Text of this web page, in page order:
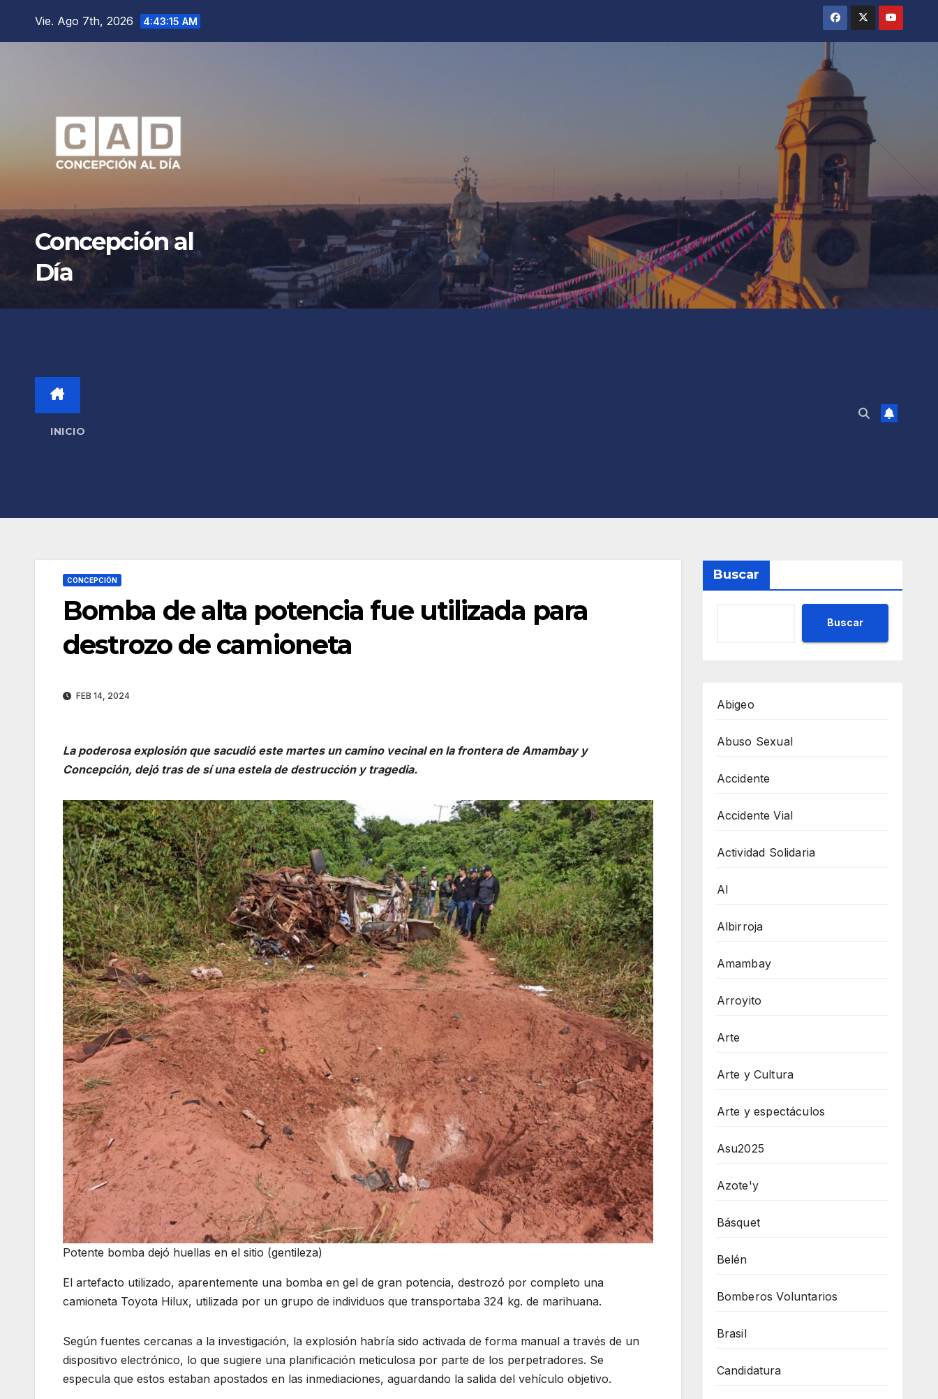
Vie. Ago 7th, 2026 4:43:17 AM
Concepción al
Día
INICIO
CONCEPCIÓN
Bomba de alta potencia fue utilizada para
destrozo de camioneta
FEB 14, 2024
La poderosa explosión que sacudió este martes un camino vecinal en la frontera de Amambay y
Concepción, dejó tras de sí una estela de destrucción y tragedia.
Potente bomba dejó huellas en el sitio (gentileza)
El artefacto utilizado, aparentemente una bomba en gel de gran potencia, destrozó por completo una
camioneta Toyota Hilux, utilizada por un grupo de individuos que transportaba 324 kg. de marihuana.
Según fuentes cercanas a la investigación, la explosión habría sido activada de forma manual a través de un
dispositivo electrónico, lo que sugiere una planificación meticulosa por parte de los perpetradores. Se
especula que estos estaban apostados en las inmediaciones, aguardando la salida del vehículo objetivo.
Buscar
Buscar
Abigeo
Abuso Sexual
Accidente
Accidente Vial
Actividad Solidaria
AI
Albirroja
Amambay
Arroyito
Arte
Arte y Cultura
Arte y espectáculos
Asu2025
Azote'y
Básquet
Belén
Bomberos Voluntarios
Brasil
Candidatura